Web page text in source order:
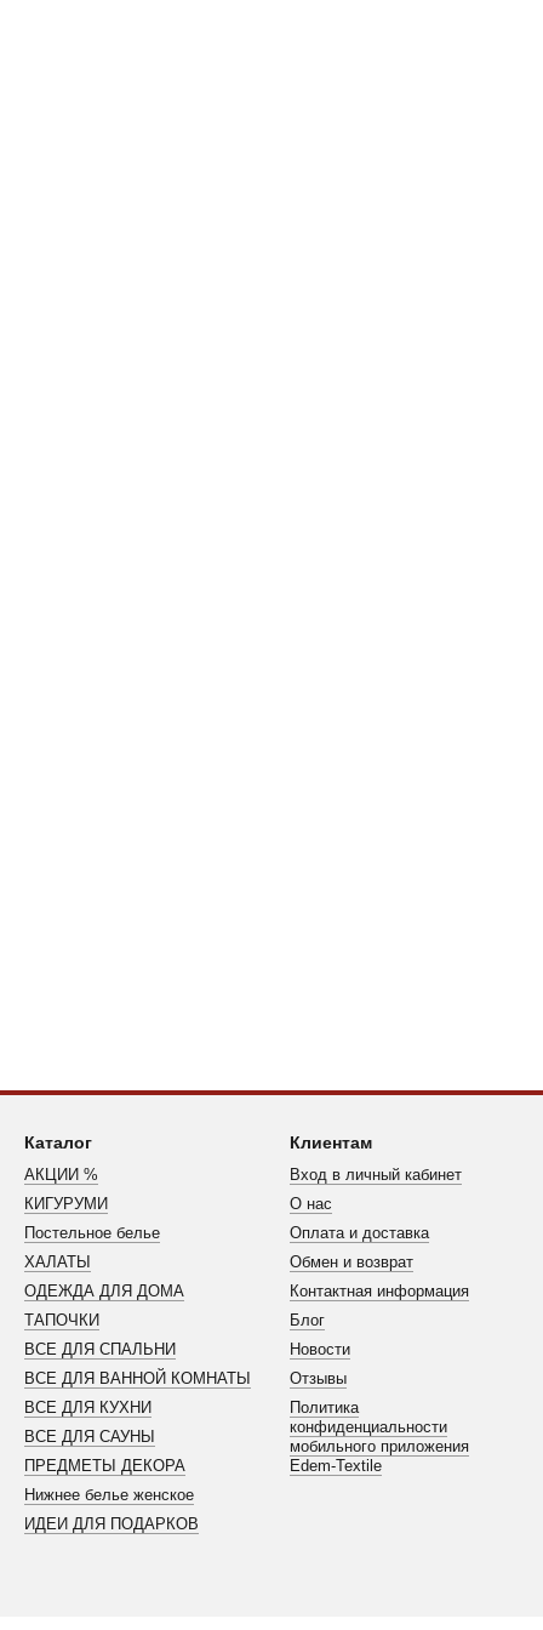
Каталог
АКЦИИ %
КИГУРУМИ
Постельное белье
ХАЛАТЫ
ОДЕЖДА ДЛЯ ДОМА
ТАПОЧКИ
ВСЕ ДЛЯ СПАЛЬНИ
ВСЕ ДЛЯ ВАННОЙ КОМНАТЫ
ВСЕ ДЛЯ КУХНИ
ВСЕ ДЛЯ САУНЫ
ПРЕДМЕТЫ ДЕКОРА
Нижнее белье женское
ИДЕИ ДЛЯ ПОДАРКОВ
Клиентам
Вход в личный кабинет
О нас
Оплата и доставка
Обмен и возврат
Контактная информация
Блог
Новости
Отзывы
Политика
конфиденциальности
мобильного приложения
Edem-Textile